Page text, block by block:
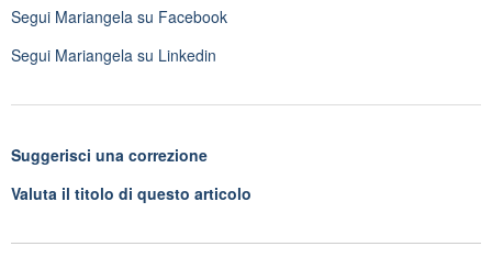
Segui Mariangela su Facebook
Segui Mariangela su Linkedin
Suggerisci una correzione
Valuta il titolo di questo articolo